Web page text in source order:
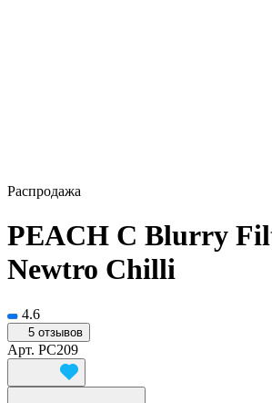
Распродажа
PEACH C Blurry
Newtro Chilli
4.6
5 отзывов
Арт. PC209